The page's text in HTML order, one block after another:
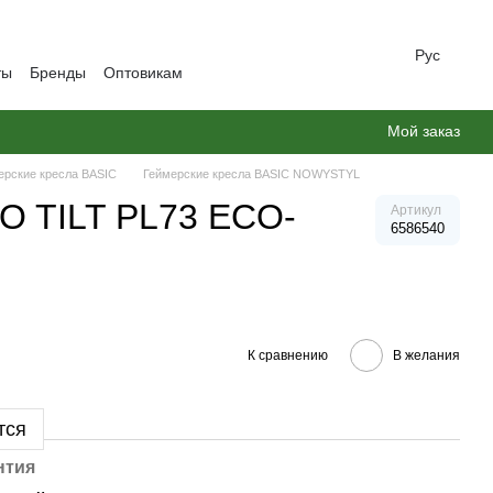
Бренды
Оптовикам
Рус
Мой заказ
кресла BASIC Геймерские кресла BASIC NOWYSTYL
TILT PL73 ECO-
Артикул
6586540
К сравнению В желания